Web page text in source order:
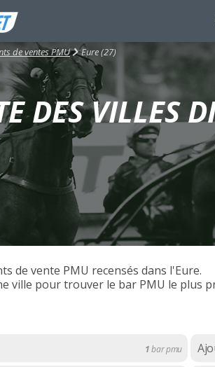
de ventes PMU Eure (27)
DES VILLES
de vente PMU recensés dans l'Eure.
ville pour trouver le bar PMU le plus
1bar pmu